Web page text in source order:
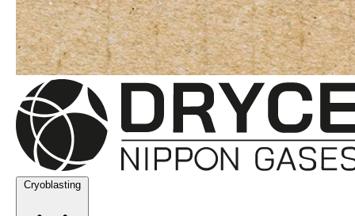
Cryoblasting